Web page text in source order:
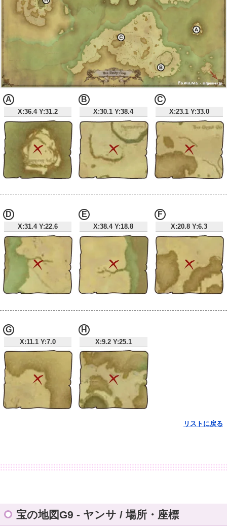
X:36.4 Y:31.2
A
X:30.1 Y:38.4
B
X:23.1 Y:33.0
C
X:31.4 Y:22.6
D
X:38.4 Y:18.8
E
X:20.8 Y:6.3
F
X:11.1 Y:7.0
G
X:9.2 Y:25.1
H
リストに戻る
宝の地図G9 - ヤンサ / 場所・座標